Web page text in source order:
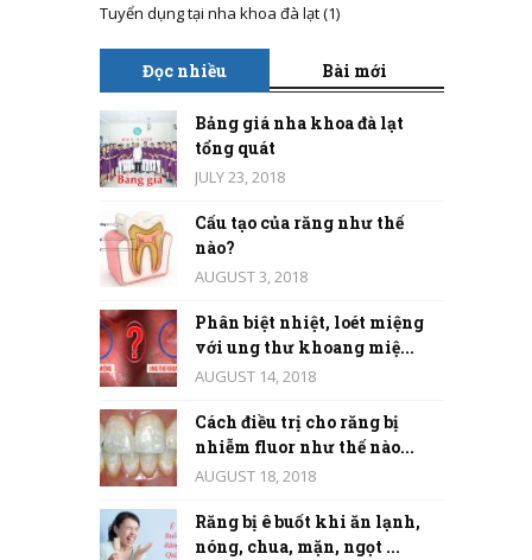
Tuyển dụng tại nha khoa đà lạt(1)
Đọc nhiều Bài mới
Bảng giá nha khoa đà lạt
tổng quát
JULY 23, 2018
Cấu tạo của răng như thế
nào?
AUGUST 3, 2018
Phân biệt nhiệt, loét miệng
với ung thư khoang miệ...
AUGUST 14, 2018
Cách điều trị cho răng bị
nhiễm fluor như thế nào...
AUGUST 18, 2018
Răng bị ê buốt khi ăn lạnh,
nóng, chua, mặn, ngọt ...